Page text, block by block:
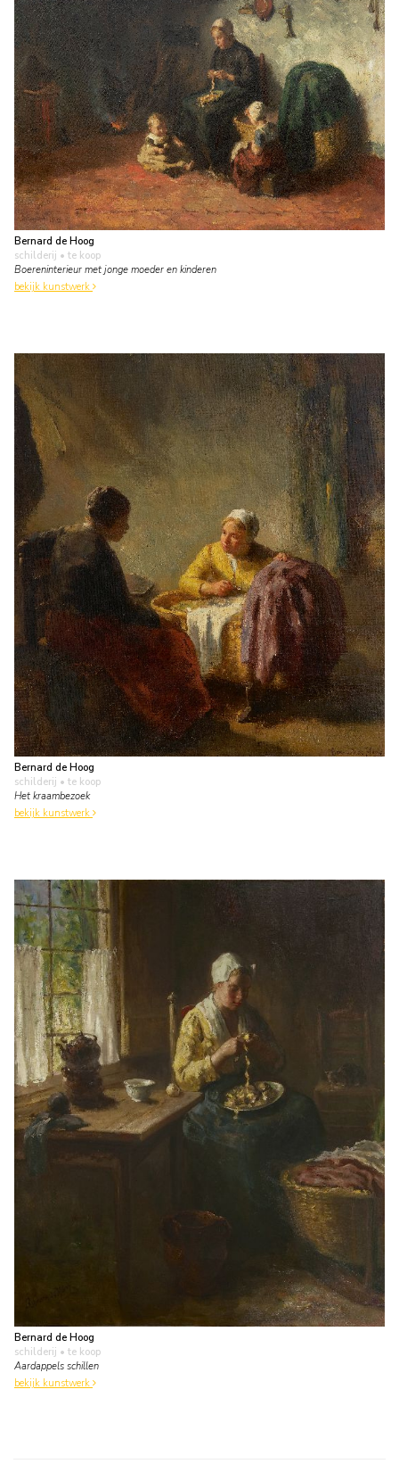
Bernard de Hoog
schilderij • te koop
Boereninterieur met jonge moeder en kinderen
bekijk kunstwerk
Bernard de Hoog
schilderij • te koop
Het kraambezoek
bekijk kunstwerk
Bernard de Hoog
schilderij • te koop
Aardappels schillen
bekijk kunstwerk